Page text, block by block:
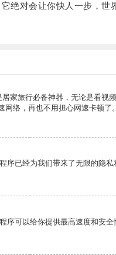
绝对会让你快人一步，世
家旅行必备神器，无论是看视
网络，再也不用担心网速卡顿了。
序已经为我们带来了无限的隐私
序可以给你提供最高速度和安全